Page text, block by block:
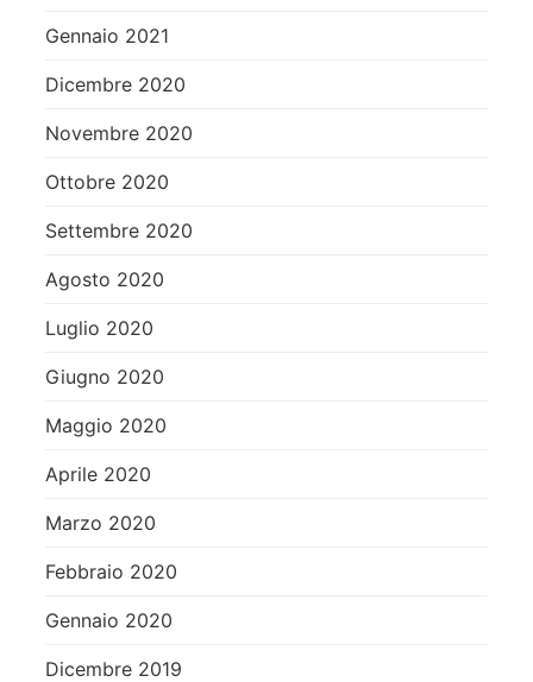
Gennaio 2021
Dicembre 2020
Novembre 2020
Ottobre 2020
Settembre 2020
Agosto 2020
Luglio 2020
Giugno 2020
Maggio 2020
Aprile 2020
Marzo 2020
Febbraio 2020
Gennaio 2020
Dicembre 2019